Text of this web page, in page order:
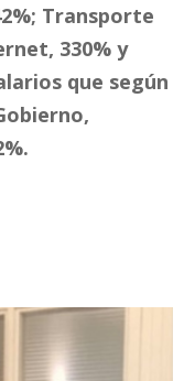
Transporte
330% y
que según